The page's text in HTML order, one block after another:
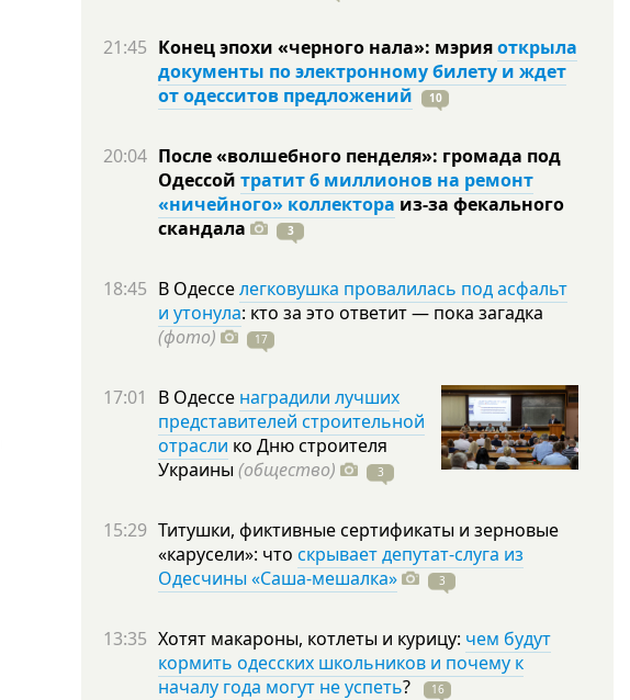
21:45 Конец эпохи «черного нала»: мэрияоткрыла
документы по электронному билету и ждет
от одесситов предложений
10
20:04 После «волшебного пенделя»: громада под
Одессой тратит 6 миллионов на ремонт
«ничейного» коллектора из-за фекального
скандала
3
18:45 В Одесселегковушка провалилась под асфальт
и утонула: кто за это ответит — пока загадка
(фото)
17
17:01 В Одессе наградили лучших
представителей строительной
отрасли ко Дню строителя
Украины (общество) 3
15:29 Титушки, фиктивные сертификаты и зерновые
«карусели»: что скрывает депутат-слуга из
Одесчины «Саша-мешалка»
3
13:35 Хотят макароны, котлеты и курицу: чем будут
кормить одесских школьников и почему к
началу года могут не успеть? 16